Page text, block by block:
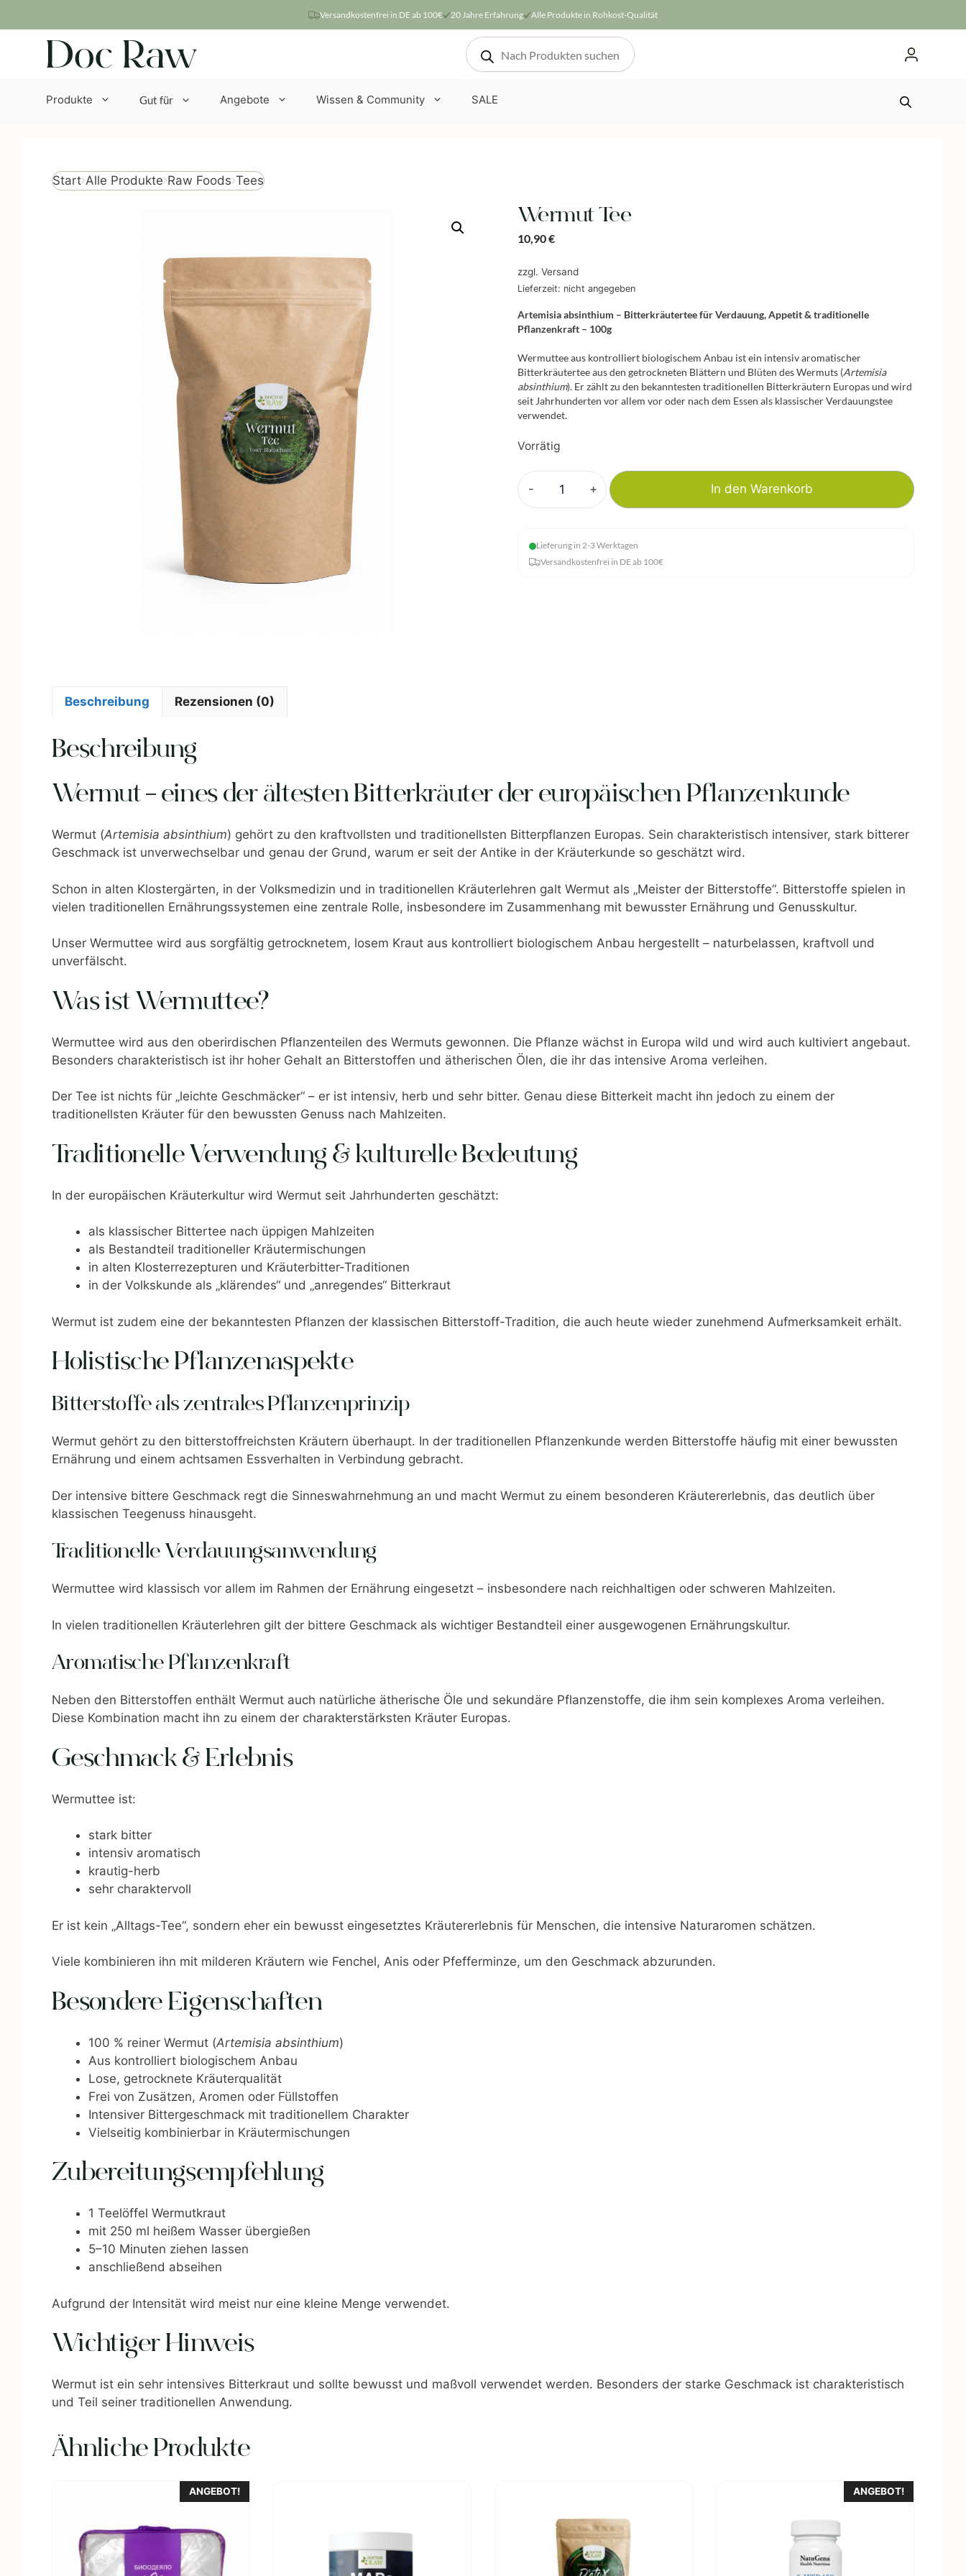
Inhalt
springen
Versandkostenfrei in DE ab 100€ 20 Jahre Erfahrung Alle Produkte in Rohkost-Qualität
Products
search
Produkte Gut für Angebote Wissen & Community SALE
Start Alle Produkte Raw Foods Tees
Wermut Tee
10,90€
zzgl. Versand
Lieferzeit: nicht angegeben
Artemisia absinthium – Bitterkräutertee für Verdauung, Appetit & traditionelle
Pflanzenkraft – 100g
Wermuttee aus kontrolliert biologischem Anbau ist ein intensiv aromatischer
Bitterkräutertee aus den getrockneten Blättern und Blüten des Wermuts (Artemisia
absinthium). Er zählt zu den bekanntesten traditionellen Bitterkräutern Europas und wird
seit Jahrhunderten vor allem vor oder nach dem Essen als klassischer Verdauungstee
verwendet.
Vorrätig
-
Wermut
+ In den Warenkorb
Lieferung in 2-3 Werktagen
Versandkostenfrei in DE ab 100€
Beschreibung Rezensionen (0)
Beschreibung
Wermut – eines der ältesten Bitterkräuter der europäischen Pflanzenkunde
Wermut (Artemisia absinthium) gehört zu den kraftvollsten und traditionellsten Bitterpflanzen Europas. Sein charakteristisch intensiver, stark bitterer
Geschmack ist unverwechselbar und genau der Grund, warum er seit der Antike in der Kräuterkunde so geschätzt wird.
Schon in alten Klostergärten, in der Volksmedizin und in traditionellen Kräuterlehren galt Wermut als „Meister der Bitterstoffe“. Bitterstoffe spielen in
vielen traditionellen Ernährungssystemen eine zentrale Rolle, insbesondere im Zusammenhang mit bewusster Ernährung und Genusskultur.
Unser Wermuttee wird aus sorgfältig getrocknetem, losem Kraut aus kontrolliert biologischem Anbau hergestellt – naturbelassen, kraftvoll und
unverfälscht.
Was ist Wermuttee?
Wermuttee wird aus den oberirdischen Pflanzenteilen des Wermuts gewonnen. Die Pflanze wächst in Europa wild und wird auch kultiviert angebaut.
Besonders charakteristisch ist ihr hoher Gehalt an Bitterstoffen und ätherischen Ölen, die ihr das intensive Aroma verleihen.
Der Tee ist nichts für „leichte Geschmäcker“ – er ist intensiv, herb und sehr bitter. Genau diese Bitterkeit macht ihn jedoch zu einem der
traditionellsten Kräuter für den bewussten Genuss nach Mahlzeiten.
Traditionelle Verwendung & kulturelle Bedeutung
In der europäischen Kräuterkultur wird Wermut seit Jahrhunderten geschätzt:
als klassischer Bittertee nach üppigen Mahlzeiten
als Bestandteil traditioneller Kräutermischungen
in alten Klosterrezepturen und Kräuterbitter-Traditionen
in der Volkskunde als „klärendes“ und „anregendes“ Bitterkraut
Wermut ist zudem eine der bekanntesten Pflanzen der klassischen Bitterstoff-Tradition, die auch heute wieder zunehmend Aufmerksamkeit erhält.
Holistische Pflanzenaspekte
Bitterstoffe als zentrales Pflanzenprinzip
Wermut gehört zu den bitterstoffreichsten Kräutern überhaupt. In der traditionellen Pflanzenkunde werden Bitterstoffe häufig mit einer bewussten
Ernährung und einem achtsamen Essverhalten in Verbindung gebracht.
Der intensive bittere Geschmack regt die Sinneswahrnehmung an und macht Wermut zu einem besonderen Kräutererlebnis, das deutlich über
klassischen Teegenuss hinausgeht.
Traditionelle Verdauungsanwendung
Wermuttee wird klassisch vor allem im Rahmen der Ernährung eingesetzt – insbesondere nach reichhaltigen oder schweren Mahlzeiten.
In vielen traditionellen Kräuterlehren gilt der bittere Geschmack als wichtiger Bestandteil einer ausgewogenen Ernährungskultur.
Aromatische Pflanzenkraft
Neben den Bitterstoffen enthält Wermut auch natürliche ätherische Öle und sekundäre Pflanzenstoffe, die ihm sein komplexes Aroma verleihen.
Diese Kombination macht ihn zu einem der charakterstärksten Kräuter Europas.
Geschmack & Erlebnis
Wermuttee ist:
stark bitter
intensiv aromatisch
krautig-herb
sehr charaktervoll
Er ist kein „Alltags-Tee“, sondern eher ein bewusst eingesetztes Kräutererlebnis für Menschen, die intensive Naturaromen schätzen.
Viele kombinieren ihn mit milderen Kräutern wie Fenchel, Anis oder Pfefferminze, um den Geschmack abzurunden.
Besondere Eigenschaften
100 % reiner Wermut (Artemisia absinthium)
Aus kontrolliert biologischem Anbau
Lose, getrocknete Kräuterqualität
Frei von Zusätzen, Aromen oder Füllstoffen
Intensiver Bittergeschmack mit traditionellem Charakter
Vielseitig kombinierbar in Kräutermischungen
Zubereitungsempfehlung
1 Teelöffel Wermutkraut
mit 250 ml heißem Wasser übergießen
5–10 Minuten ziehen lassen
anschließend abseihen
Aufgrund der Intensität wird meist nur eine kleine Menge verwendet.
Wichtiger Hinweis
Wermut ist ein sehr intensives Bitterkraut und sollte bewusst und maßvoll verwendet werden. Besonders der starke Geschmack ist charakteristisch
und Teil seiner traditionellen Anwendung.
Ähnliche Produkte
ANGEBOT! ANGEBOT!